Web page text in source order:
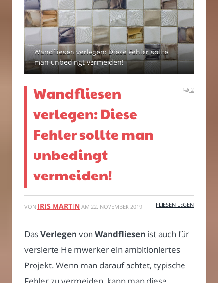
Wandfliesen verlegen: Diese Fehler sollte
man unbedingt vermeiden!
Wandfliesen
verlegen: Diese
Fehler sollte man
unbedingt
vermeiden!
2
VON IRIS MARTIN AM 22. NOVEMBER 2019 FLIESEN LEGEN
DasVerlegen von Wandfliesen ist auch für
versierte Heimwerker ein ambitioniertes
Projekt. Wenn man darauf achtet, typische